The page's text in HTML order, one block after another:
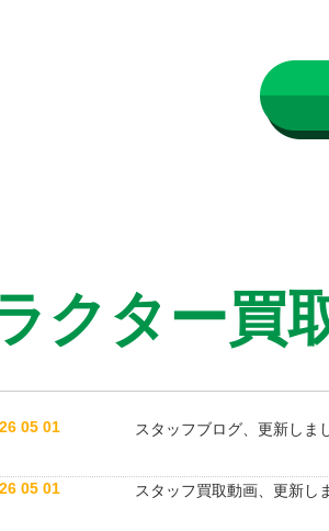
ラクター買
05 01 スタッフブログ、更新しま
05 01 スタッフ買取動画、更新し